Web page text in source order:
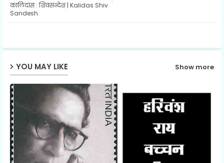
ter
p
कालिदास : शिवसन्देश | Kalidas Shiv
Sandesh
YOU MAY LIKE Show more